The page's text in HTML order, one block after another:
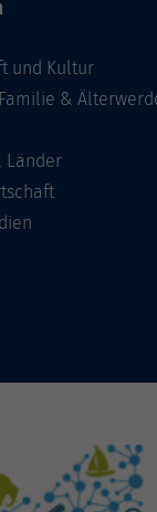
und Kultur
&
Länder